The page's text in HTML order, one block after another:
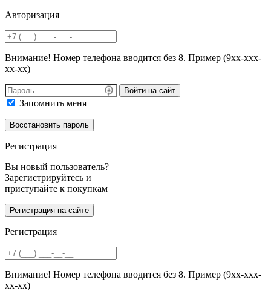
Авторизация
Внимание! Номер телефона вводится без 8. Пример (9хх-ххх-
хх-хх)
Войти на сайт
Запомнить меня
Регистрация
Вы новый пользователь?
Зарегистрируйтесь и
приступайте к покупкам
Регистрация
Внимание! Номер телефона вводится без 8. Пример (9хх-ххх-
хх-хх)